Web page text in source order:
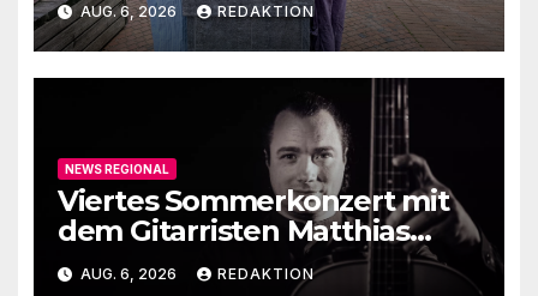
AUG. 6, 2026 REDAKTION
NEWS REGIONAL
Viertes Sommerkonzert mit
dem Gitarristen Matthias
Ehrig
AUG. 6, 2026 REDAKTION